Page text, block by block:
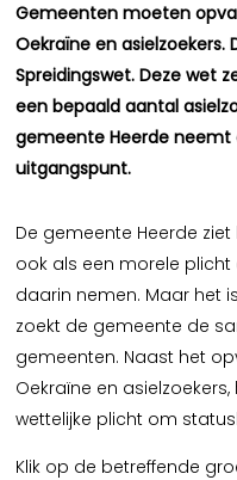
Gemeenten moeten
Oekraïne en
Spreidingswet. Deze wet
een bepaald aantal
gemeente Heerde
uitgangspunt.
De gemeente Heerde
ook als een morele
daarin nemen. Maar het
zoekt de gemeente de
gemeenten. Naast het
Oekraïne en
wettelijke plicht om
Klik op de betreffende